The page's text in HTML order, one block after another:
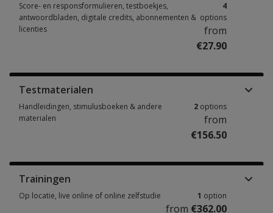
Score- en responsformulieren, testboekjes,
antwoordbladen, digitale credits, abonnementen &
licenties
4
options
from
€27.90
Testmaterialen
Handleidingen, stimulusboeken & andere
materialen
2 options
from
€156.50
Trainingen
Op locatie, live online of online zelfstudie 1 option
from €362.00